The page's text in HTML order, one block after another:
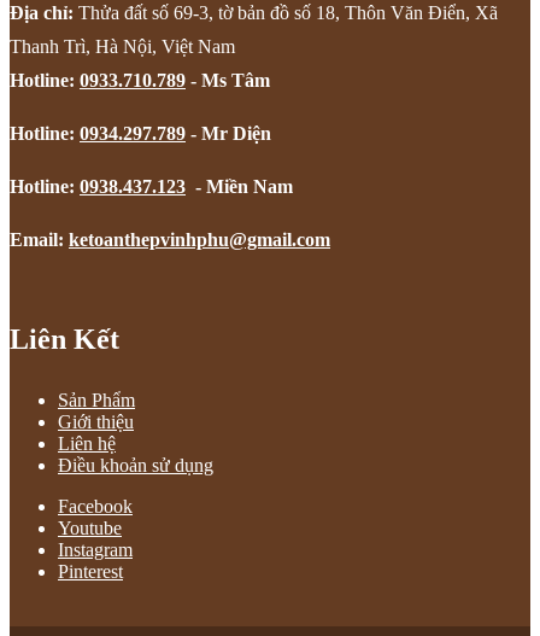
Địa chỉ: Thửa đất số 69-3, tờ bản đồ số 18, Thôn Văn Điển, Xã
Thanh Trì, Hà Nội, Việt Nam
Hotline: 0933.710.789 - Ms Tâm
Hotline: 0934.297.789 - Mr Diện
Hotline: 0938.437.123 - Miền Nam
Email: ketoanthepvinhphu@gmail.com
Liên Kết
Sản Phẩm
Giới thiệu
Liên hệ
Điều khoản sử dụng
Facebook
Youtube
Instagram
Pinterest